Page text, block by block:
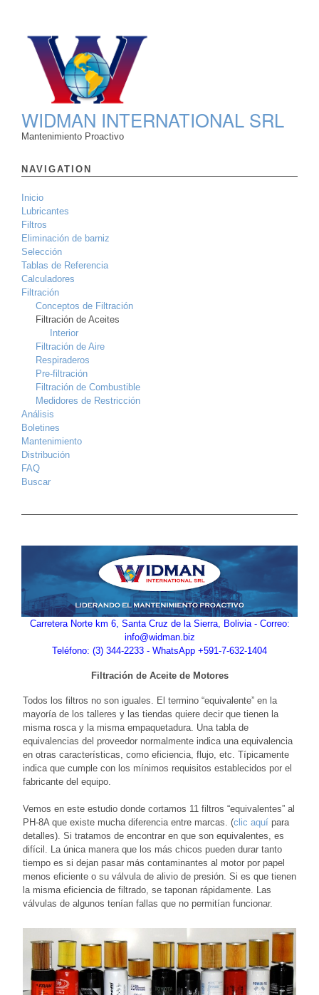
WIDMAN INTERNATIONAL SRL
Mantenimiento Proactivo
NAVIGATION
Inicio
Lubricantes
Filtros
Eliminación de barniz
Selección
Tablas de Referencia
Calculadores
Filtración
Conceptos de Filtración
Filtración de Aceites
Interior
Filtración de Aire
Respiraderos
Pre-filtración
Filtración de Combustible
Medidores de Restricción
Análisis
Boletines
Mantenimiento
Distribución
FAQ
Buscar
Carretera Norte km 6, Santa Cruz de la Sierra, Bolivia - Correo:
info@widman.biz
Teléfono: (3) 344-2233 - WhatsApp +591-7-632-1404
Filtración de Aceite de Motores
Todos los filtros no son iguales. El termino “equivalente” en la
mayoría de los talleres y las tiendas quiere decir que tienen la
misma rosca y la misma empaquetadura. Una tabla de
equivalencias del proveedor normalmente indica una equivalencia
en otras características, como eficiencia, flujo, etc. Típicamente
indica que cumple con los mínimos requisitos establecidos por el
fabricante del equipo.
Vemos en este estudio donde cortamos 11 filtros “equivalentes” al
PH-8A que existe mucha diferencia entre marcas. (clic aquí para
detalles). Si tratamos de encontrar en que son equivalentes, es
difícil. La única manera que los más chicos pueden durar tanto
tiempo es si dejan pasar más contaminantes al motor por papel
menos eficiente o su válvula de alivio de presión. Si es que tienen
la misma eficiencia de filtrado, se taponan rápidamente. Las
válvulas de algunos tenían fallas que no permitían funcionar.